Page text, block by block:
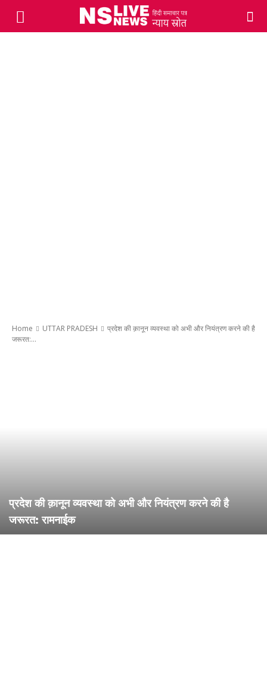
Home UTTAR PRADESH
प्रदेश की क़ानून व्यवस्था को अभी और नियंत्रण करने की है
जरूरत:...
प्रदेश की क़ानून व्यवस्था को अभी और नियंत्रण करने की है
जरूरत: रामनाईक